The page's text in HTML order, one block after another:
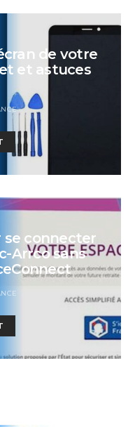
de votre
et astuces
se connecter
Arrco sans